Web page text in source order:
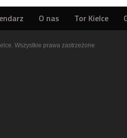
O nas Tor Kielce
Wszystkie prawa zastrzeżone